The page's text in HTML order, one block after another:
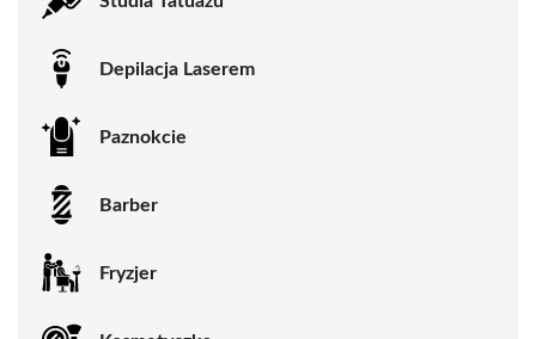
Depilacja Laserem
Paznokcie
Barber
Fryzjer